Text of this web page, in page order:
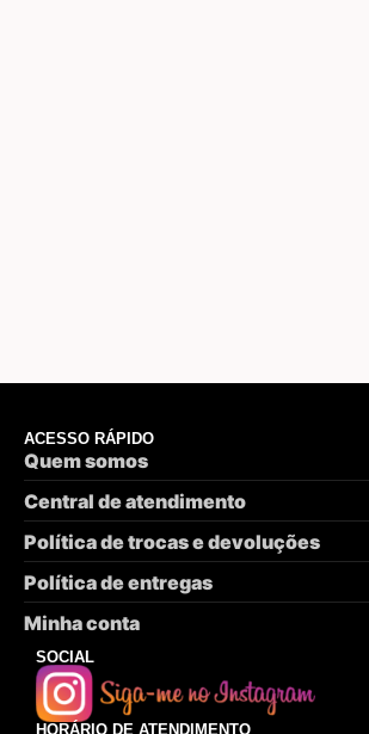
ACESSO RÁPIDO
Quem somos
Central de atendimento
Política de trocas e devoluções
Política de entregas
Minha conta
SOCIAL
HORÁRIO DE ATENDIMENTO